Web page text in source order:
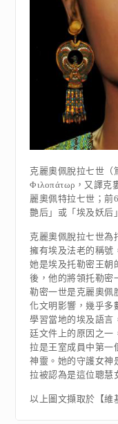
克麗奧佩脫拉七世（
Φιλοπάτωρ，又譯克
麗奧佩特拉七世；前
艷后」或「埃及妖后
克麗奧佩脫拉七世為
擁有埃及法老的稱號
她是埃及托勒密王朝
後，他的將領托勒密
勒密一世是克麗奧佩
化文明影響，幾乎多
學習當地的埃及語言
廷文件上的原因之一
拉是王室成員中第一
神靈。她的守護女神
拉被認為是這位聰慧
以上圖文擷取於【維